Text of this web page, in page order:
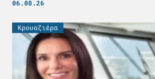
06.08.26
Κρουαζιέρα